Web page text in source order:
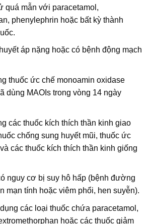
quá mẫn với paracetamol,
phenylephrin hoặc bất kỳ thành
áp nặng hoặc có bệnh động mạch
thuốc ức chế monoamin oxidase
dùng MAOIs trong vòng 14 ngày
các thuốc kích thích thần kinh giao
chống sung huyết mũi, thuốc ức
các thuốc kích thích thần kinh giống
nguy cơ bị suy hô hấp (bệnh đường
mạn tính hoặc viêm phổi, hen suyễn).
các loại thuốc chứa paracetamol,
hoặc các thuốc giảm